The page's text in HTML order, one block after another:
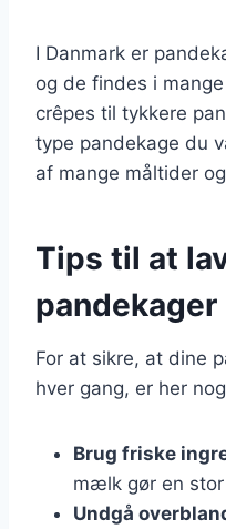
I Danmark er
og de findes i
crêpes til tykkere
type pandekage du
af mange måltider
Tips til at
pandekager
For at sikre, at dine
hver gang, er her
Brug friske
mælk gør en
Undgå